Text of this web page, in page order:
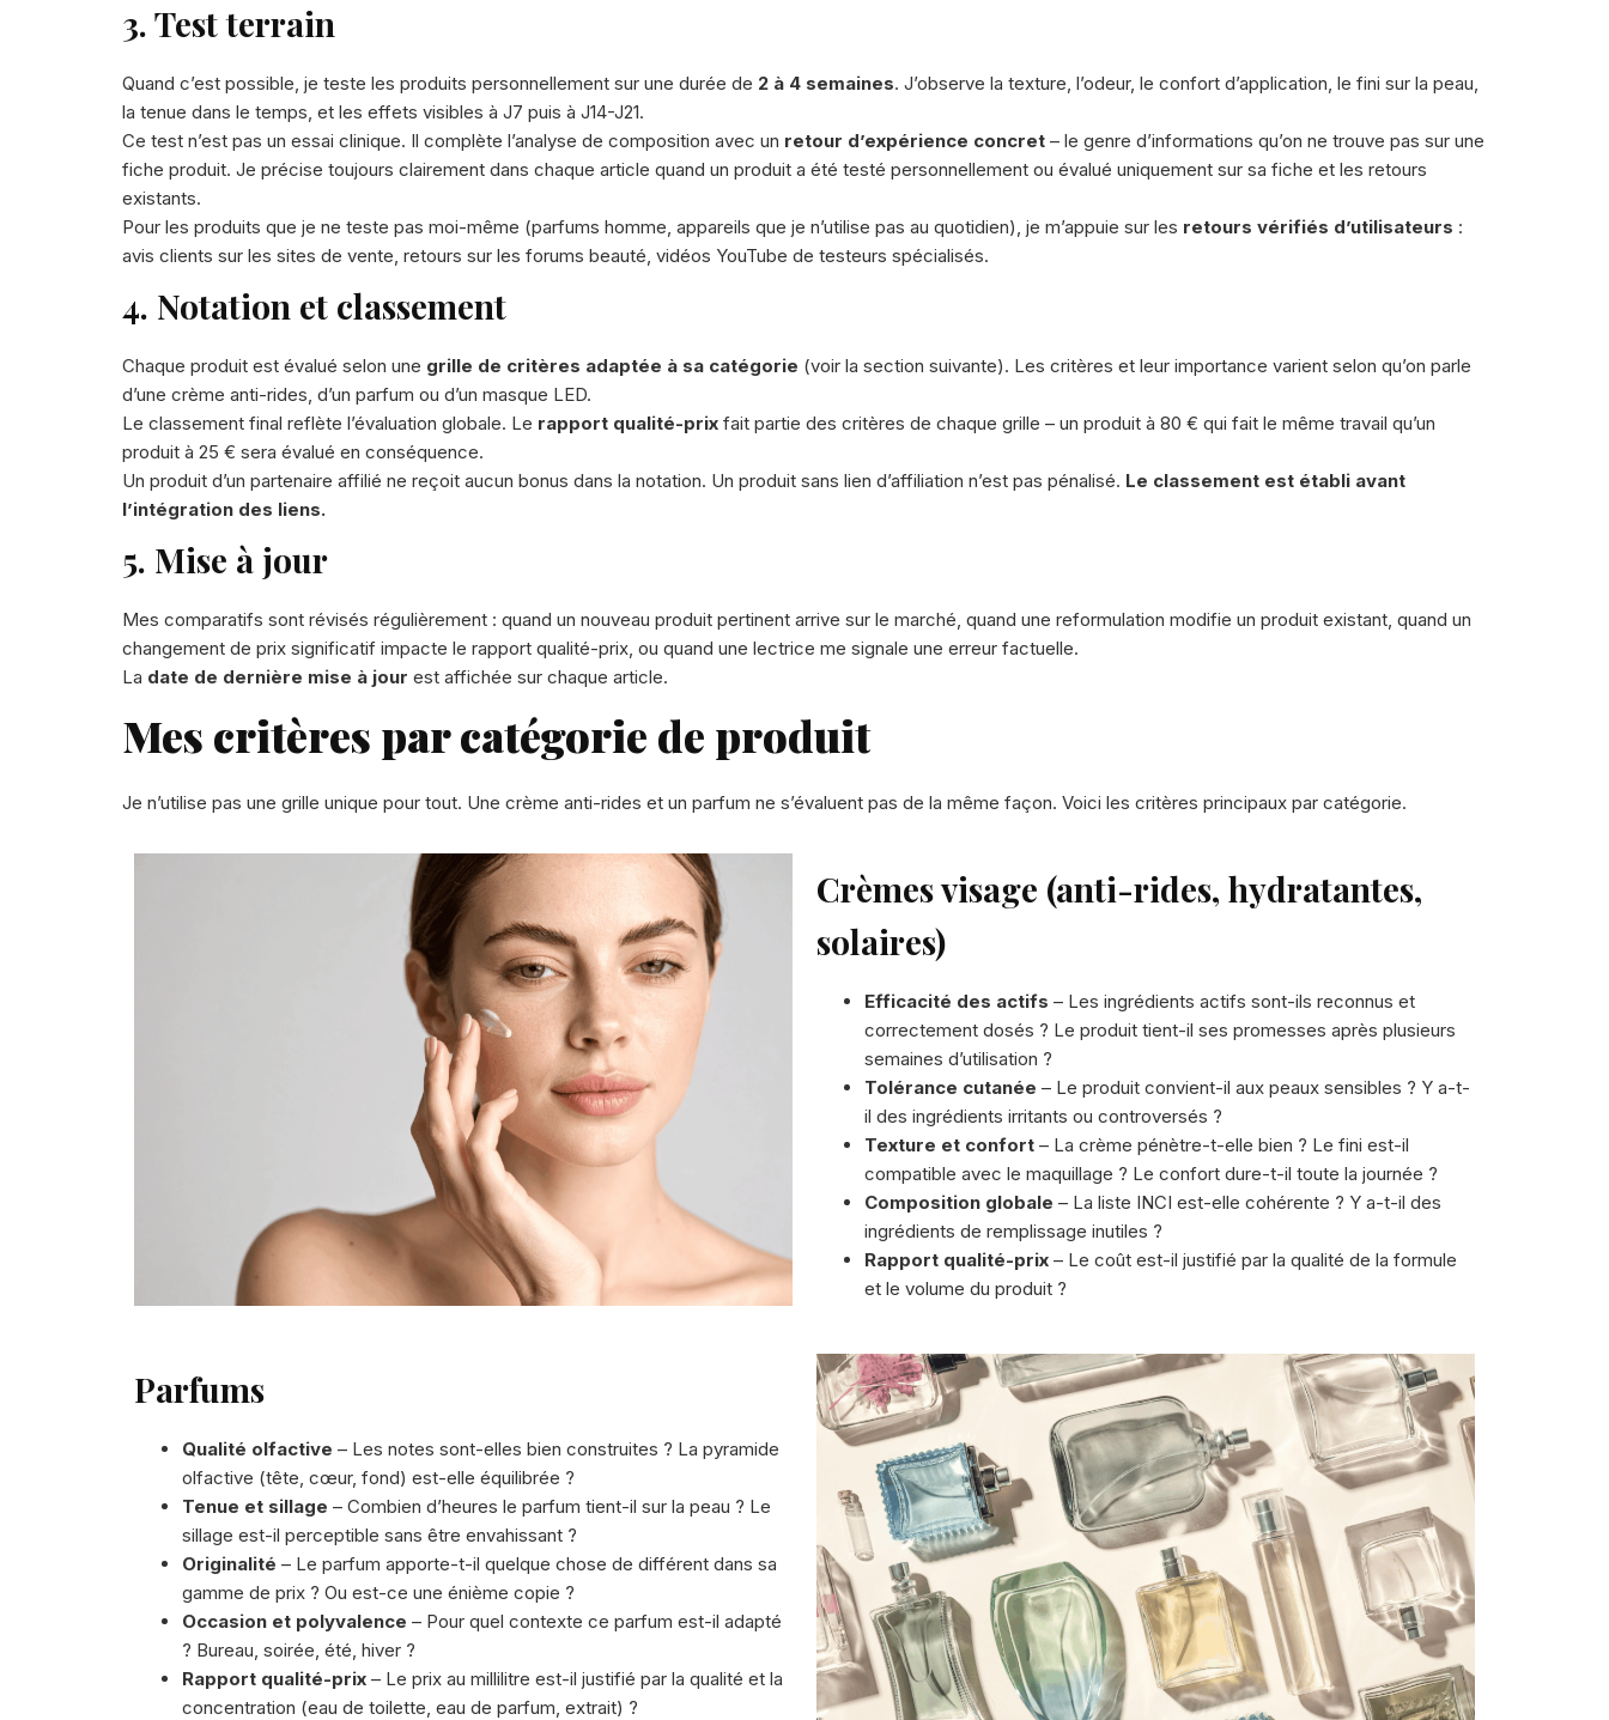
3. Test terrain
Quand c’est possible, je teste les produits personnellement sur une durée de 2 à 4 semaines. J’observe la texture, l’odeur, le confort d’application, le fini sur la peau,
la tenue dans le temps, et les effets visibles à J7 puis à J14-J21.
Ce test n’est pas un essai clinique. Il complète l’analyse de composition avec un retour d’expérience concret – le genre d’informations qu’on ne trouve pas sur une
fiche produit. Je précise toujours clairement dans chaque article quand un produit a été testé personnellement ou évalué uniquement sur sa fiche et les retours
existants.
Pour les produits que je ne teste pas moi-même (parfums homme, appareils que je n’utilise pas au quotidien), je m’appuie sur les retours vérifiés d’utilisateurs :
avis clients sur les sites de vente, retours sur les forums beauté, vidéos YouTube de testeurs spécialisés.
4. Notation et classement
Chaque produit est évalué selon une grille de critères adaptée à sa catégorie (voir la section suivante). Les critères et leur importance varient selon qu’on parle
d’une crème anti-rides, d’un parfum ou d’un masque LED.
Le classement final reflète l’évaluation globale. Le rapport qualité-prix fait partie des critères de chaque grille – un produit à 80 € qui fait le même travail qu’un
produit à 25 € sera évalué en conséquence.
Un produit d’un partenaire affilié ne reçoit aucun bonus dans la notation. Un produit sans lien d’affiliation n’est pas pénalisé. Le classement est établi avant
l’intégration des liens.
5. Mise à jour
Mes comparatifs sont révisés régulièrement : quand un nouveau produit pertinent arrive sur le marché, quand une reformulation modifie un produit existant, quand un
changement de prix significatif impacte le rapport qualité-prix, ou quand une lectrice me signale une erreur factuelle.
La date de dernière mise à jour est affichée sur chaque article.
Mes critères par catégorie de produit
Je n’utilise pas une grille unique pour tout. Une crème anti-rides et un parfum ne s’évaluent pas de la même façon. Voici les critères principaux par catégorie.
Crèmes visage (anti-rides, hydratantes,
solaires)
Efficacité des actifs – Les ingrédients actifs sont-ils reconnus et
correctement dosés ? Le produit tient-il ses promesses après plusieurs
semaines d’utilisation ?
Tolérance cutanée – Le produit convient-il aux peaux sensibles ? Y a-t-
il des ingrédients irritants ou controversés ?
Texture et confort – La crème pénètre-t-elle bien ? Le fini est-il
compatible avec le maquillage ? Le confort dure-t-il toute la journée ?
Composition globale – La liste INCI est-elle cohérente ? Y a-t-il des
ingrédients de remplissage inutiles ?
Rapport qualité-prix – Le coût est-il justifié par la qualité de la formule
et le volume du produit ?
Parfums
Qualité olfactive – Les notes sont-elles bien construites ? La pyramide
olfactive (tête, cœur, fond) est-elle équilibrée ?
Tenue et sillage – Combien d’heures le parfum tient-il sur la peau ? Le
sillage est-il perceptible sans être envahissant ?
Originalité – Le parfum apporte-t-il quelque chose de différent dans sa
gamme de prix ? Ou est-ce une énième copie ?
Occasion et polyvalence – Pour quel contexte ce parfum est-il adapté
? Bureau, soirée, été, hiver ?
Rapport qualité-prix – Le prix au millilitre est-il justifié par la qualité et la
concentration (eau de toilette, eau de parfum, extrait) ?